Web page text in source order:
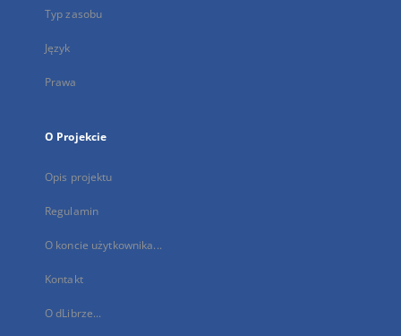
Typ zasobu
Język
Prawa
O Projekcie
Opis projektu
Regulamin
O koncie użytkownika...
Kontakt
O dLibrze...